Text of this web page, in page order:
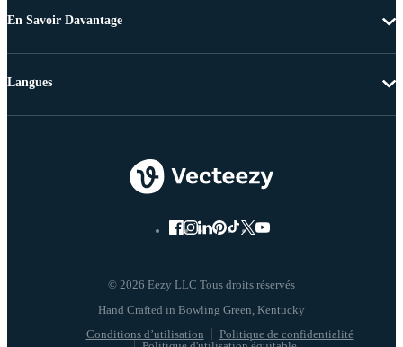
En Savoir Davantage
© 2026 Eezy LLC Tous droits réservés
Conditions d’utilisation
Politique de confidentialité
Langues